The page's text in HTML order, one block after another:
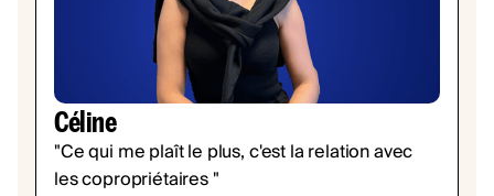
Céline
"Ce qui me plaît le plus, c'est la relation avec
les copropriétaires "